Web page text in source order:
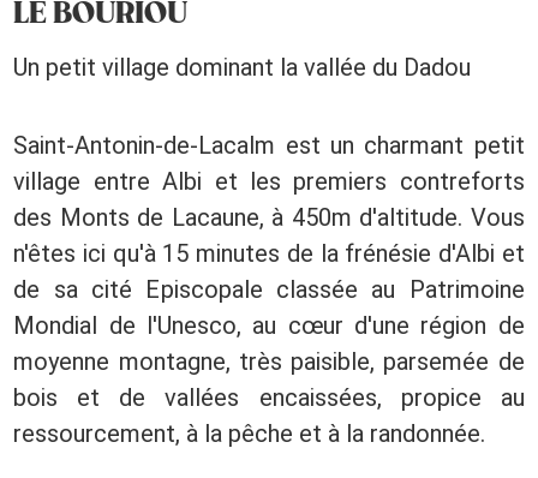
LE BOURIOU
Un petit village dominant la vallée du Dadou
Saint-Antonin-de-Lacalm est un charmant petit
village entre Albi et les premiers contreforts
des Monts de Lacaune, à 450m d'altitude. Vous
n'êtes ici qu'à 15 minutes de la frénésie d'Albi et
de sa cité Episcopale classée au Patrimoine
Mondial de l'Unesco, au cœur d'une région de
moyenne montagne, très paisible, parsemée de
bois et de vallées encaissées, propice au
ressourcement, à la pêche et à la randonnée.